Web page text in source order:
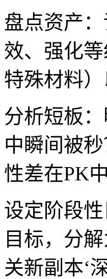
盘点资产
效、强化
特殊材料
分析短板
中瞬间被
性差在PK
设定阶段
目标，分
关新副本‘